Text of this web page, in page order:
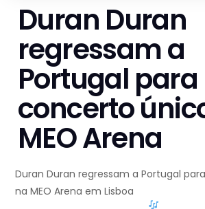
Duran Duran
regressam a
Portugal para
concerto
MEO Arena
Duran Duran regressam a Portugal
na MEO Arena em Lisboa